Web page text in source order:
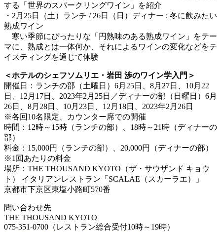
する「世界のスパークリングワイン」を紹介
・2月25日（土）ランチ / 26日（日）ディナー : 冬に飲みたい
熟成ワイン
寒い季節にぴったりな「円熟味のある熟成ワイン」をテー
マに、熟成とは一体何か、それによるワインの変化などをテ
イスティングを通じて体験
＜ホテルのシェフソムリエ・岩田 渉のワイン学入門＞
開催日：ランチの部（土曜日）6月25日、8月27日、10月22
日、12月17日、2023年2月25日／ディナーの部（日曜日）6月
26日、8月28日、10月23日、12月18日、2023年2月26日
※各回10名限定、カウンター席での開催
時間：12時～15時（ランチの部）、18時～21時（ディナーの
部）
料金：15,000円（ランチの部）、20,000円（ディナーの部）
※1回あたりの料金
場所：THE THOUSAND KYOTO（ザ・サウザンド キョウ
ト） イタリアンレストラン「SCALAE（スカーラエ）」
京都市下京区東塩小路町570番
問い合わせ先
THE THOUSAND KYOTO
075-351-0700（レストラン総合受付10時～19時）